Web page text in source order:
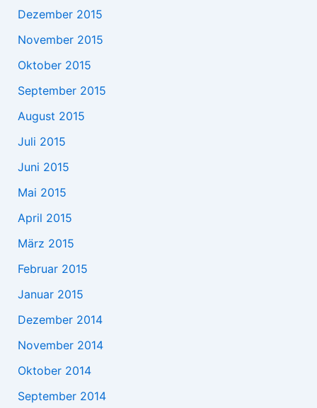
Dezember 2015
November 2015
Oktober 2015
September 2015
August 2015
Juli 2015
Juni 2015
Mai 2015
April 2015
März 2015
Februar 2015
Januar 2015
Dezember 2014
November 2014
Oktober 2014
September 2014